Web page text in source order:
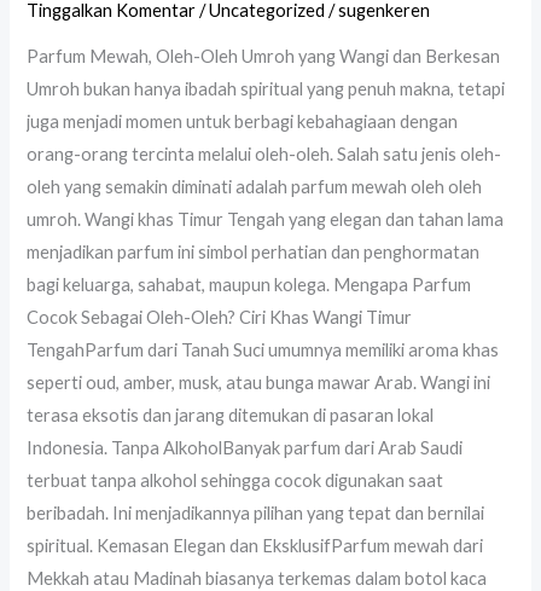
Tinggalkan Komentar /Uncategorized /sugenkeren
Parfum Mewah, Oleh-Oleh Umroh yang Wangi dan Berkesan
Umroh bukan hanya ibadah spiritual yang penuh makna, tetapi
juga menjadi momen untuk berbagi kebahagiaan dengan
orang-orang tercinta melalui oleh-oleh. Salah satu jenis oleh-
oleh yang semakin diminati adalah parfum mewah oleh oleh
umroh. Wangi khas Timur Tengah yang elegan dan tahan lama
menjadikan parfum ini simbol perhatian dan penghormatan
bagi keluarga, sahabat, maupun kolega. Mengapa Parfum
Cocok Sebagai Oleh-Oleh? Ciri Khas Wangi Timur
TengahParfum dari Tanah Suci umumnya memiliki aroma khas
seperti oud, amber, musk, atau bunga mawar Arab. Wangi ini
terasa eksotis dan jarang ditemukan di pasaran lokal
Indonesia. Tanpa AlkoholBanyak parfum dari Arab Saudi
terbuat tanpa alkohol sehingga cocok digunakan saat
beribadah. Ini menjadikannya pilihan yang tepat dan bernilai
spiritual. Kemasan Elegan dan EksklusifParfum mewah dari
Mekkah atau Madinah biasanya terkemas dalam botol kaca